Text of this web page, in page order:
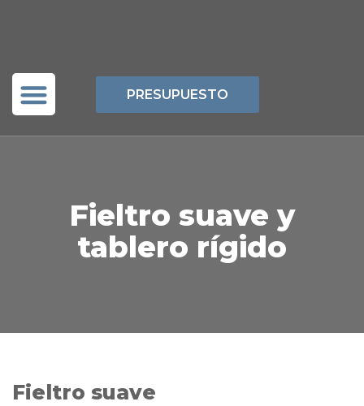
PRESUPUESTO
Fieltro suave y
tablero rígido
Fieltro suave